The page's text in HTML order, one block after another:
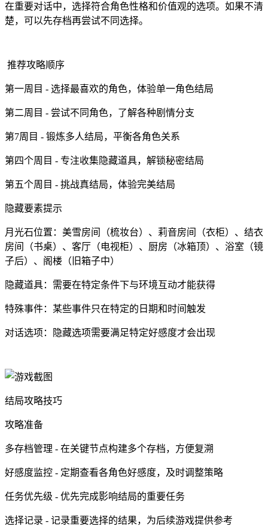
在重要对话中，选择符合角色性格和价值观的选项。如果不清
楚，可以先存档再尝试不同选择。
推荐攻略顺序
第一周目 - 选择最喜欢的角色，体验单一角色结局
第二周目 - 尝试不同角色，了解各种剧情分支
第7周目 - 锻炼多人结局，平衡各角色关系
第四个周目 - 专注收集隐藏道具，解锁秘密结局
第五个周目 - 挑战真结局，体验完美结局
隐藏要素提示
月光石位置：美雪房间（梳妆台）、莉音房间（衣柜）、结衣
房间（书桌）、客厅（电视柜）、厨房（冰箱顶）、浴室（镜
子后）、阁楼（旧箱子中）
隐藏道具：需要在特定条件下与环境互动才能获得
特殊事件：某些事件只在特定的日期和时间触发
对话选项：隐藏选项需要满足特定好感度才会出现
结局攻略技巧
攻略准备
多存档管理 - 在关键节点构建多个存档，方便复溯
好感度监控 - 定期查看各角色好感度，及时调整策略
任务优先级 - 优先完成影响结局的重要任务
选择记录 - 记录重要选择的结果，为后续游戏提供参考